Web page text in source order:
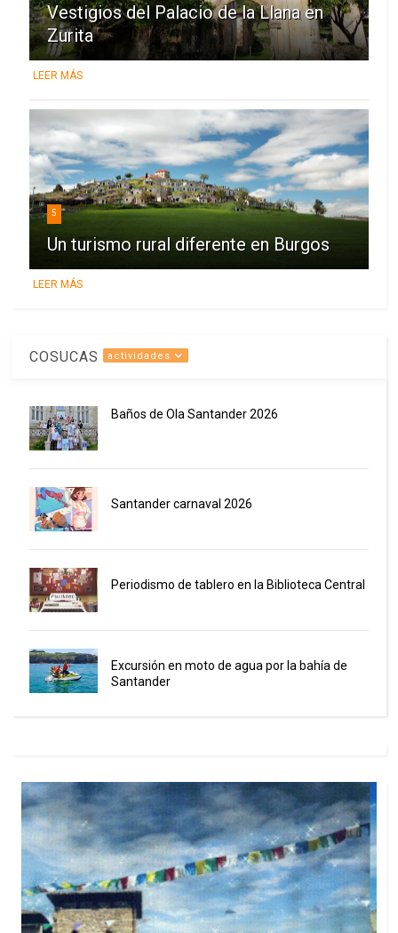
Vestigios del Palacio de la Llana en
Zurita
LEER MÁS
5
Un turismo rural diferente en Burgos
LEER MÁS
COSUCAS actividades
Baños de Ola Santander 2026
Santander carnaval 2026
Periodismo de tablero en la Biblioteca Central
Excursión en moto de agua por la bahía de
Santander